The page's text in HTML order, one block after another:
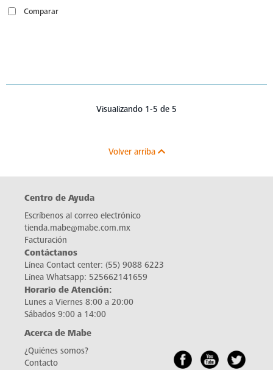
Comparar
Visualizando 1-5 de 5
Volver arriba
Centro de Ayuda
Escríbenos al correo electrónico
tienda.mabe@mabe.com.mx
Facturación
Contáctanos
Línea Contact center: (55) 9088 6223
Línea Whatsapp: 525662141659
Horario de Atención:
Lunes a Viernes 8:00 a 20:00
Sábados 9:00 a 14:00
Acerca de Mabe
¿Quiénes somos?
Contacto